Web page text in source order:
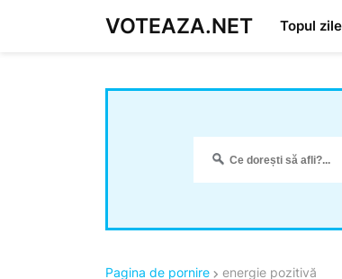
VOTEAZA.NET Topul
Pagina de pornire energie pozitivă